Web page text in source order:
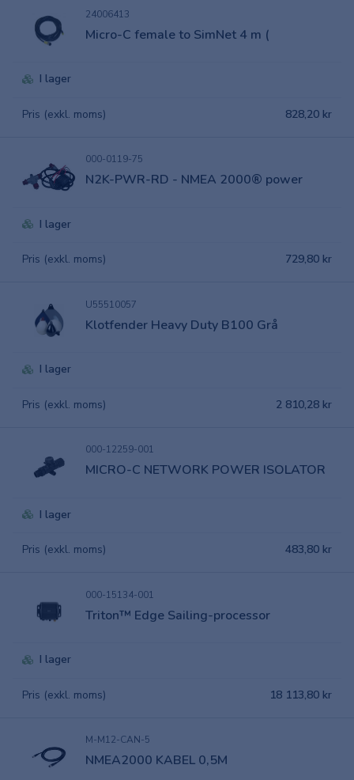
24006413
Micro-C female to SimNet 4 m (
I lager
Pris (exkl. moms) 828,20 kr
000-0119-75
N2K-PWR-RD - NMEA 2000® power
I lager
Pris (exkl. moms) 729,80 kr
U55510057
Klotfender Heavy Duty B100 Grå
I lager
Pris (exkl. moms) 2 810,28 kr
000-12259-001
MICRO-C NETWORK POWER ISOLATOR
I lager
Pris (exkl. moms) 483,80 kr
000-15134-001
Triton™ Edge Sailing-processor
I lager
Pris (exkl. moms) 18 113,80 kr
M-M12-CAN-5
NMEA2000 KABEL 0,5M